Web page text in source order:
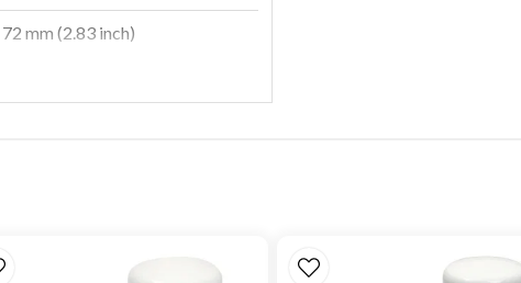
72 mm (2.83 inch)
Yes